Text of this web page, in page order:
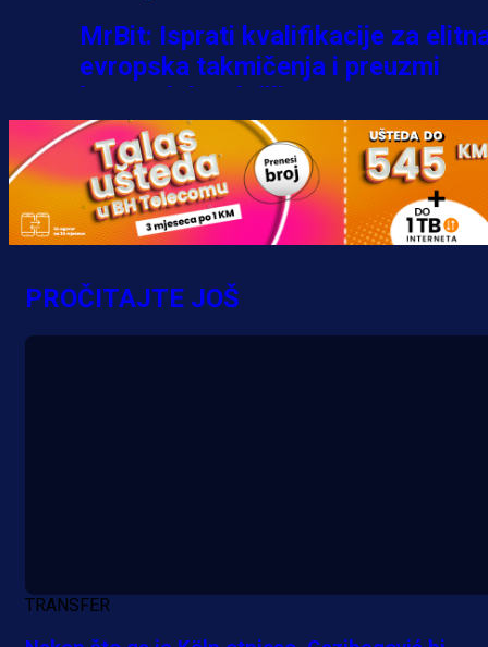
MrBit: Isprati kvalifikacije za
evropska takmičenja i preuzmi
bonus dobrodošlice!
5 h 45 min
PROČITAJTE JOŠ
TRANSFER